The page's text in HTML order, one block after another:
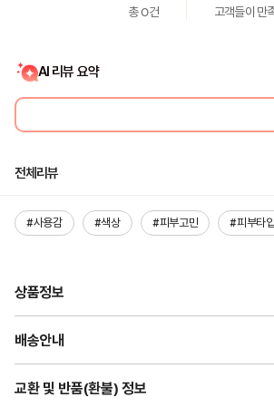
총0건 고객들이 만
AI 리뷰 요약
전체리뷰
#사용감 #색상 #피부고민 #피부타입
상품정보
배송안내
교환 및 반품(환불) 정보